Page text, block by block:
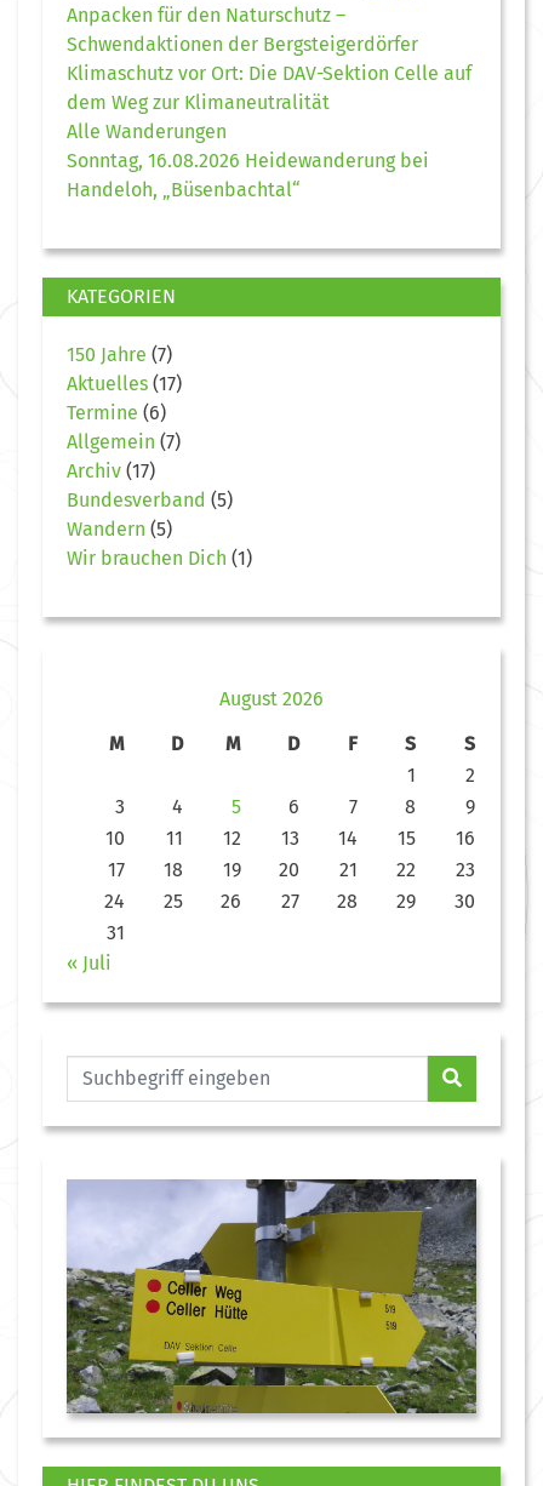
Anpacken für den Naturschutz –
Schwendaktionen der Bergsteigerdörfer
Klimaschutz vor Ort: Die DAV-Sektion Celle auf
dem Weg zur Klimaneutralität
Alle Wanderungen
Sonntag, 16.08.2026 Heidewanderung bei
Handeloh, „Büsenbachtal“
KATEGORIEN
150 Jahre (7)
Aktuelles (17)
Termine (6)
Allgemein (7)
Archiv (17)
Bundesverband (5)
Wandern (5)
Wir brauchen Dich (1)
August 2026
M
D M D F S
S
1
2
3
4 5 6 7 8
9
10
11 12 13 14 15
16
17
18 19 20 21 22
23
24
25 26 27 28 29
30
31
« Juli